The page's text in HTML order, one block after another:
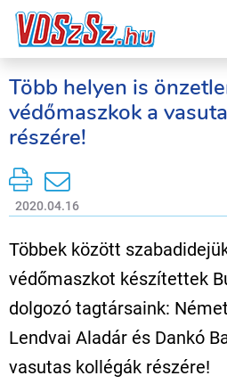
Több helyen is
védőmaszkok a
részére!
2020.04.16
Többek között
védőmaszkot készítettek
dolgozó tagtársaink:
Lendvai Aladár és Dankó
vasutas kollégák részére!